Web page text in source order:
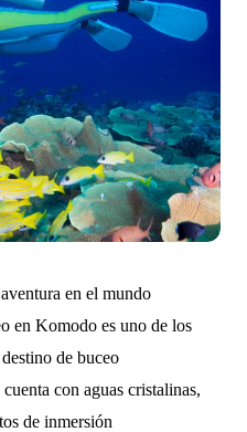
en el mundo
en Komodo es uno de los
de buceo
con aguas cristalinas,
de inmersión